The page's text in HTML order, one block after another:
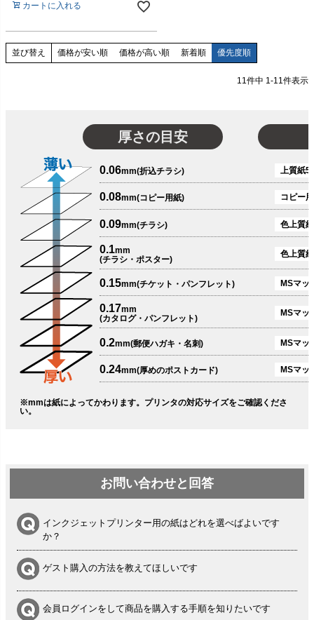
カートに入れる
並び替え 価格が安い順 価格が高い順 新着順 優先度順
11件中 1-11件表示
厚さの目安
0.06mm(折込チラシ) 上質紙
0.08mm(コピー用紙) コピー
0.09mm(チラシ) 色上質
0.1mm
(チラシ・ポスター)
色上質
0.15mm(チケット・パンフレット) MSマッ
0.17mm
(カタログ・パンフレット)
MSマッ
0.2mm(郵便ハガキ・名刺) MSマッ
0.24mm(厚めのポストカード) MSマッ
※mmは紙によってかわります。プリンタの対応サイズをご確認くださ
い。
お問い合わせと回答
インクジェットプリンター用の紙はどれを選べばよいです
か？
ゲスト購入の方法を教えてほしいです
会員ログインをして商品を購入する手順を知りたいです